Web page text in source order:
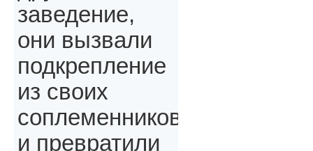
заведение,
они вызвали
подкрепление
из своих
соплеменников
и превратили